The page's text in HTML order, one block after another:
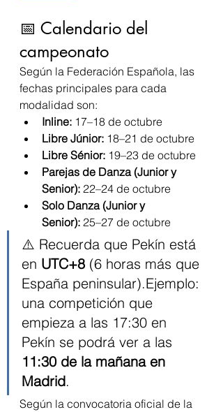
📅 Calendario del
campeonato
Según la Federación Española, las
fechas principales para cada
modalidad son:
Inline: 17–18 de octubre
Libre Júnior: 18–21 de octubre
Libre Sénior: 19–23 de octubre
Parejas de Danza (Junior y
Senior): 22–24 de octubre
Solo Danza (Junior y
Senior): 25–27 de octubre
⚠️ Recuerda que Pekín está
en UTC+8 (6 horas más que
España peninsular).Ejemplo:
una competición que
empieza a las 17:30 en
Pekín se podrá ver a las
11:30 de la mañana en
Madrid.
Según la convocatoria oficial de la